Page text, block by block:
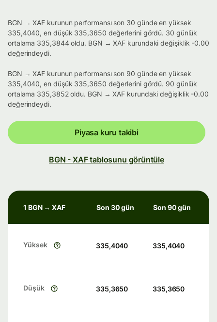
BGN → XAF kurunun performansı son 30 günde en yüksek
335,4040, en düşük 335,3650 değerlerini gördü. 30 günlük
ortalama 335,3844 oldu. BGN → XAF kurundaki değişiklik -0.00
değerindeydi.
BGN → XAF kurunun performansı son 90 günde en yüksek
335,4040, en düşük 335,3650 değerlerini gördü. 90 günlük
ortalama 335,3852 oldu. BGN → XAF kurundaki değişiklik -0.00
değerindeydi.
Piyasa kuru takibi
BGN - XAF tablosunu görüntüle
1 BGN → XAF Son 30 gün Son 90 gün
Yüksek 335,4040 335,4040
Düşük 335,3650 335,3650